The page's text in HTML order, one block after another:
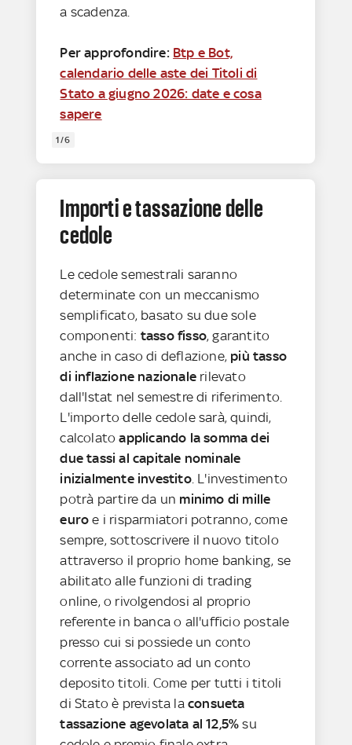
a scadenza.
Per approfondire: Btp e Bot,
calendario delle aste dei Titoli di
Stato a giugno 2026: date e cosa
sapere
1/6
Importi e tassazione delle
cedole
Le cedole semestrali saranno
determinate con un meccanismo
semplificato, basato su due sole
componenti: tasso fisso, garantito
anche in caso di deflazione, più tasso
di inflazione nazionale rilevato
dall'Istat nel semestre di riferimento.
L'importo delle cedole sarà, quindi,
calcolato applicando la somma dei
due tassi al capitale nominale
inizialmente investito. L'investimento
potrà partire da un minimo di mille
euroe i risparmiatori potranno, come
sempre, sottoscrivere il nuovo titolo
attraverso il proprio home banking, se
abilitato alle funzioni di trading
online, o rivolgendosi al proprio
referente in banca o all'ufficio postale
presso cui si possiede un conto
corrente associato ad un conto
deposito titoli. Come per tutti i titoli
di Stato è prevista laconsueta
tassazione agevolata al 12,5% su